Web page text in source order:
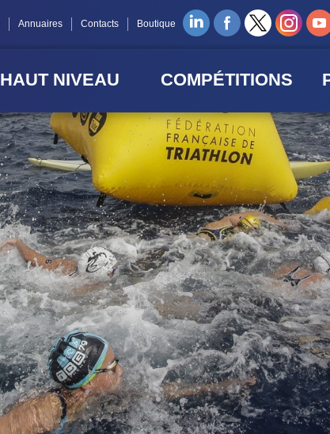
Annuaires Contacts Boutique
HAUT NIVEAU COMPÉTITIONS